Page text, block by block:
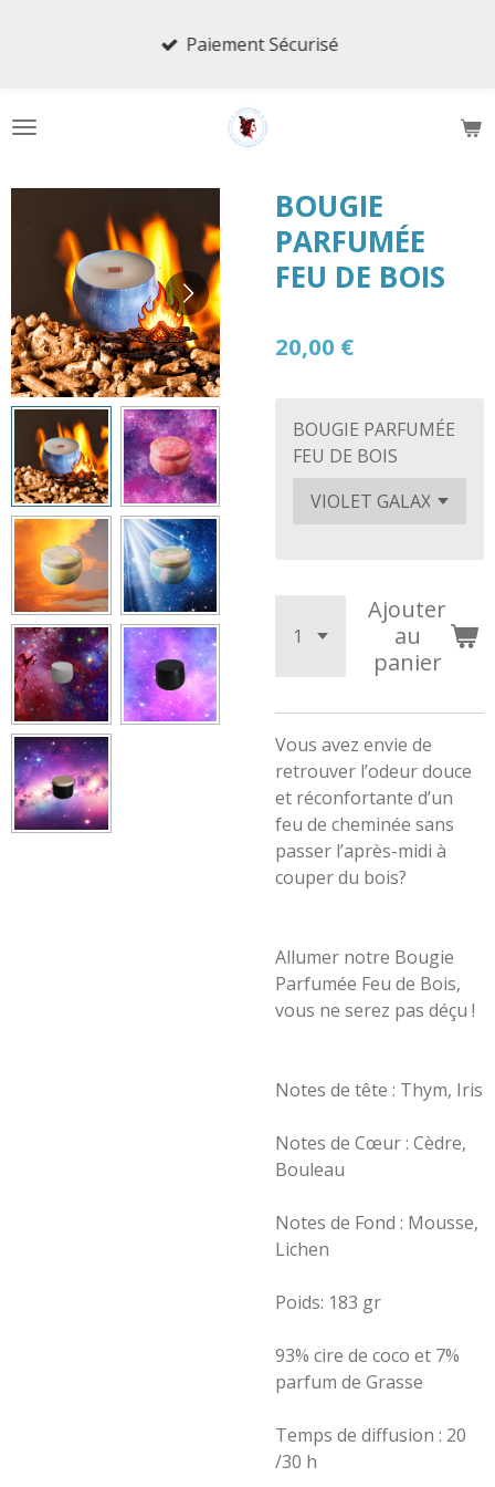
Paiement Sécurisé
BOUGIE
PARFUMÉE
FEU DE BOIS
20,00 €
BOUGIE PARFUMÉE
FEU DE BOIS
Ajouter
au
panier
Vous avez envie de
retrouver l’odeur douce
et réconfortante d’un
feu de cheminée sans
passer l’après-midi à
couper du bois?
Allumer notre Bougie
Parfumée Feu de Bois,
vous ne serez pas déçu !
Notes de tête : Thym, Iris
Notes de Cœur : Cèdre,
Bouleau
Notes de Fond : Mousse,
Lichen
Poids: 183 gr
93% cire de coco et 7%
parfum de Grasse
Temps de diffusion : 20
/30 h